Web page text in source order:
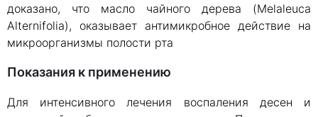
доказано, что масло чайного дерева (Melaleuca
Alternifolia), оказывает антимикробное действие на
микроорганизмы полости рта
Показания к применению
Для интенсивного лечения воспаления десен и